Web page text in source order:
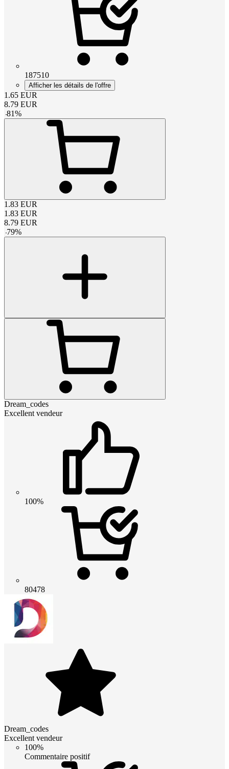
187510
Afficher les détails de l'offre
1.65 EUR
8.79 EUR
-81%
1.83 EUR
1.83 EUR
8.79 EUR
-79%
Dream_codes
Excellent vendeur
100%
80478
Dream_codes
Excellent vendeur
100%
Commentaire positif